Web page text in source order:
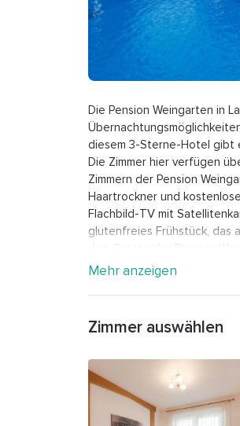
Die Pension Weingarten in
diesem 3-Sterne-Hotel gibt
Die Zimmer hier verfügen
Zimmern der Pension
Haartrockner und
Flachbild-TV mit
glutenfreies Frühstück, das
den Gästen der Pension
Unterkunft entfernt und die
nächste Flughafen.
Mehr anzeigen
Zimmer auswählen